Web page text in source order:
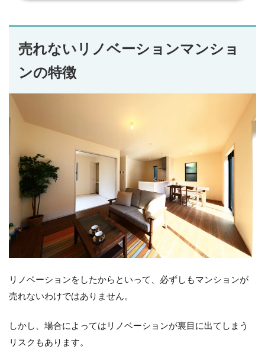
売れないリノベーションマンショ
ンの特徴
リノベーションをしたからといって、必ずしもマンションが
売れないわけではありません。
しかし、場合によってはリノベーションが裏目に出てしまう
リスクもあります。